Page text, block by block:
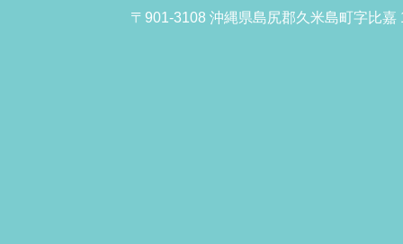
〒901-3108 沖縄県島尻郡久米島町字比嘉